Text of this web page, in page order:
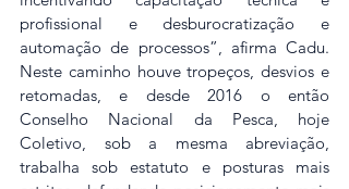
profissional e desburocratização e
automação de processos”, afirma Cadu.
Neste caminho houve tropeços, desvios e
retomadas, e desde 2016 o então
Conselho Nacional da Pesca, hoje
Coletivo, sob a mesma abreviação,
trabalha sob estatuto e posturas mais